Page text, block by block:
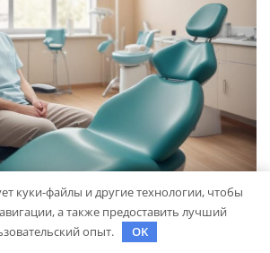
куки-файлы и другие технологии, чтобы
а также предоставить лучший
опыт.
OK